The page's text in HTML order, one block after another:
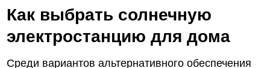
Как выбрать солнечную
электростанцию для дома
Среди вариантов альтернативного обеспечения